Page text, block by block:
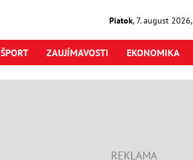
Piatok,7. august2026,
ŠPORT ZAUJÍMAVOSTI EKONOMIKA